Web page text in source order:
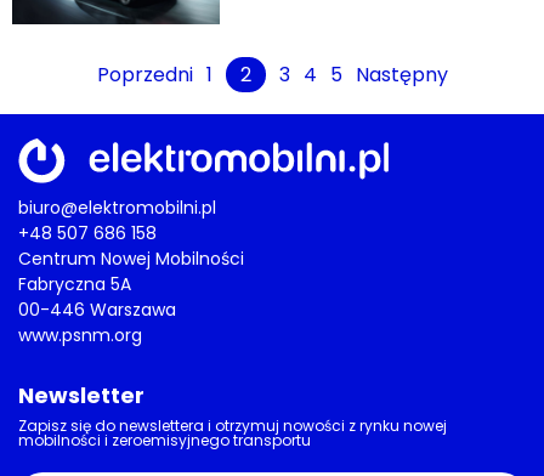
Poprzedni 1 2 3 4 5 Następny
biuro@elektromobilni.pl
+48 507 686 158
Centrum Nowej Mobilności
Fabryczna 5A
00-446 Warszawa
www.psnm.org
Newsletter
Zapisz się do newslettera i otrzymuj nowości z rynku nowej
mobilności i zeroemisyjnego transportu